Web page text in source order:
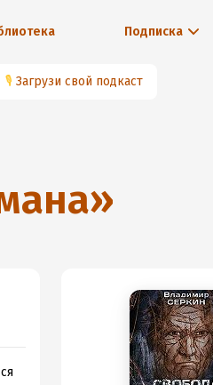
Подписка
🎙 Загрузи свой подкаст
»